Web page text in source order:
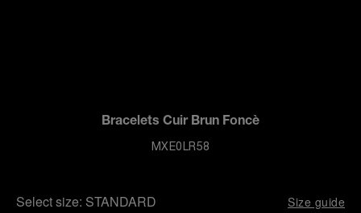
Bracelets Cuir Brun Foncè
MXE0LR58
Select size: STANDARD Size guide